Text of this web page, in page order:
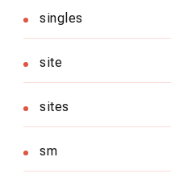
singles
site
sites
sm